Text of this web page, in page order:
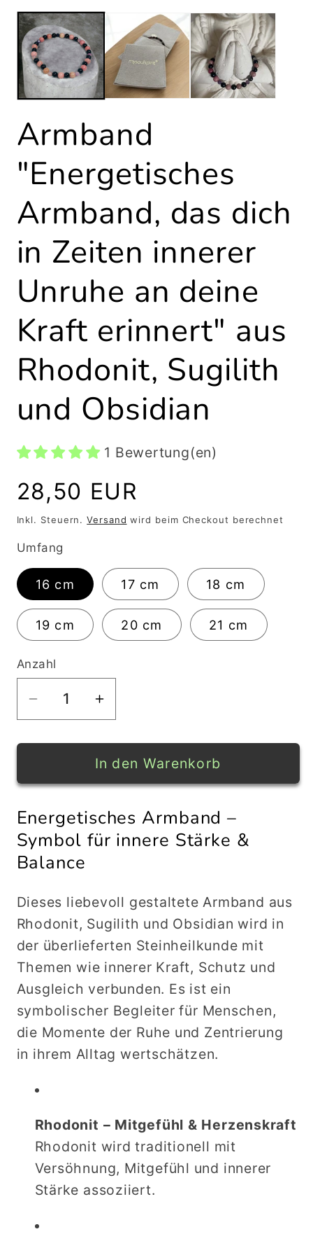
1
in
Modal
öffnen
Armband
"Energetisches
Armband, das dich
in Zeiten innerer
Unruhe an deine
Kraft erinnert" aus
Rhodonit, Sugilith
und Obsidian
1 Bewertung(en)
Normaler
Preis
28,50 EUR
Inkl. Steuern.Versand wird beim Checkout berechnet
Umfang
16 cm 17 cm 18 cm
19 cm 20 cm 21 cm
Anzahl
Verringere
die
Menge
Armband
Armband,
das
dich
Zeiten
innerer
Unruhe
an
deine
Kraft
erinnert&quot;
aus
Rhodonit,
und
Erhöhe
die
Menge
für
Armband
Armband,
das
Zeiten
innerer
Unruhe
an
deine
Kraft
erinnert&quot;
aus
Rhodonit,
Sugilith
In den Warenkorb
Energetisches Armband –
Symbol für innere Stärke &
Balance
Dieses liebevoll gestaltete Armband aus
Rhodonit, Sugilith und Obsidian wird in
der überlieferten Steinheilkunde mit
Themen wie innerer Kraft, Schutz und
Ausgleich verbunden. Es ist ein
symbolischer Begleiter für Menschen,
die Momente der Ruhe und Zentrierung
in ihrem Alltag wertschätzen.
Rhodonit – Mitgefühl & Herzenskraft
Rhodonit wird traditionell mit
Versöhnung, Mitgefühl und innerer
Stärke assoziiert.